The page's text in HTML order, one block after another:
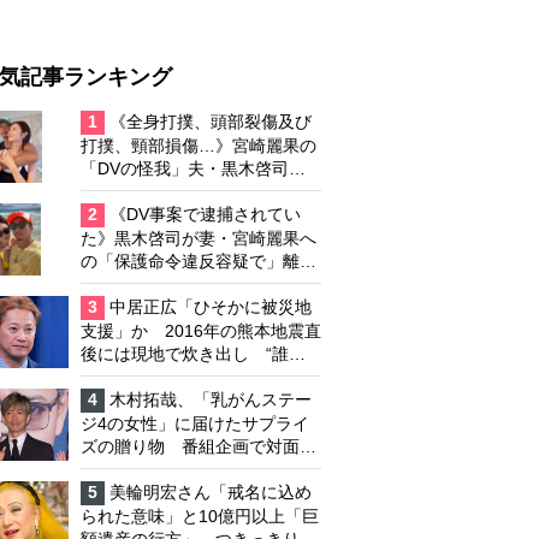
記事ランキング
1
《全身打撲、頭部裂傷及び
打撲、頸部損傷…》宮崎麗果の
「DVの怪我」夫・黒木啓司の
逮捕で始まる「夫婦の闘争」
2
《DV事案で逮捕されてい
た》黒木啓司が妻・宮崎麗果へ
の「保護命令違反容疑で」離婚
協議は「第二ステージ」へ
3
中居正広「ひそかに被災地
支援」か 2016年の熊本地震直
後には現地で炊き出し “誰に
も知られなくて良い”と、むし
ろ強まる福祉活動への思い
4
木村拓哉、「乳がんステー
ジ4の女性」に届けたサプライ
ズの贈り物 番組企画で対面し
たファンが、夢と希望を与える
心遣いに「うれしくて号泣しま
した」
5
美輪明宏さん「戒名に込め
られた意味」と10億円以上「巨